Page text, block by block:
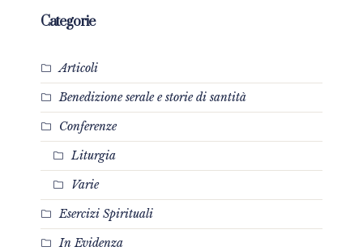
Categorie
Articoli
Benedizione serale e storie di santità
Conferenze
Liturgia
Varie
Esercizi Spirituali
In Evidenza